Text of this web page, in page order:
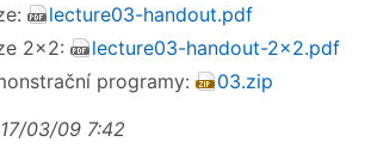
lecture03-handout.pdf
2×2:
lecture03-handout-2x2.pdf
programy:
03.zip
03/09 7:42